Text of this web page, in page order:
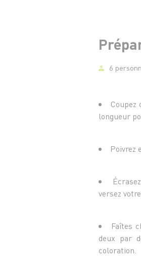
6
longueur
Poivrez
versez
Faîtes
deux par
coloration.